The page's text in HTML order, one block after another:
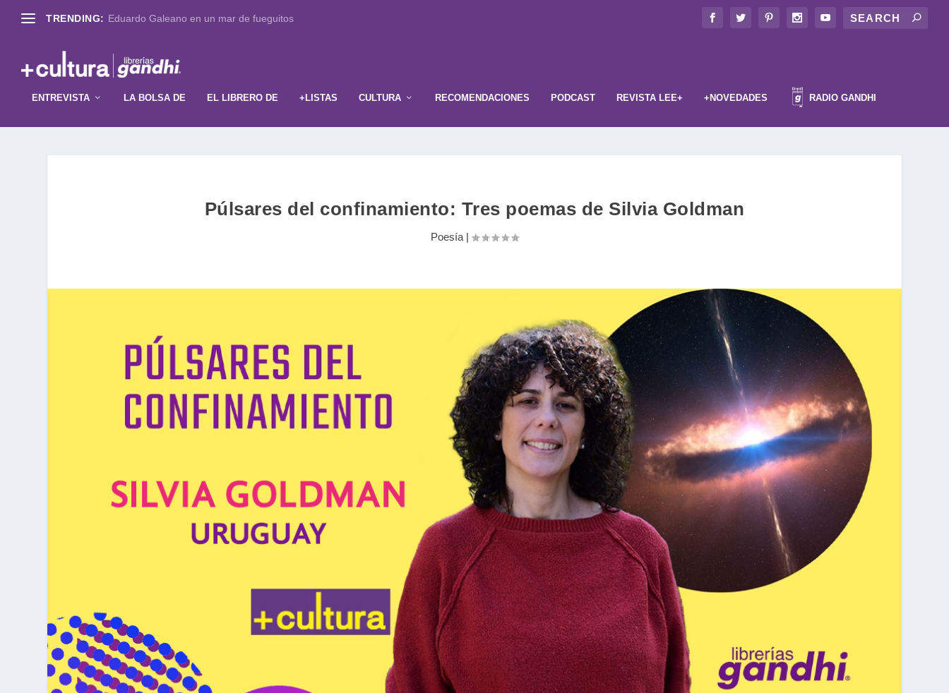
TRENDING: Eduardo Galeano en un mar de fueguitos
ENTREVISTA LA BOLSA DE EL LIBRERO DE +LISTAS CULTURA RECOMENDACIONES PODCAST REVISTA LEE+ +NOVEDADES RADIO GANDHI
Púlsares del confinamiento: Tres poemas de Silvia Goldman
Poesía|